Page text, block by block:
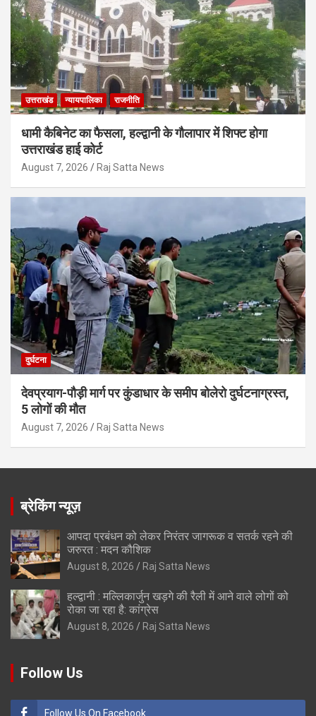
उत्तराखंड न्यायपालिका राजनीति
धामी कैबिनेट का फैसला, हल्द्वानी के गौलापार में शिफ्ट होगा
उत्तराखंड हाई कोर्ट
August 7, 2026 Raj Satta News
दुर्घटना
देवप्रयाग-पौड़ी मार्ग पर कुंडाधार के समीप बोलेरो दुर्घटनाग्रस्त,
5 लोगों की मौत
August 7, 2026 Raj Satta News
ब्रेकिंग न्यूज़
आपदा प्रबंधन को लेकर निरंतर जागरूक व सतर्क रहने की
जरुरत : मदन कौशिक
August 8, 2026 Raj Satta News
हल्द्वानी : मल्लिकार्जुन खड़गे की रैली में आने वाले लोगों को
रोका जा रहा है: कांग्रेस
August 8, 2026 Raj Satta News
Follow Us
Follow Us On Facebook